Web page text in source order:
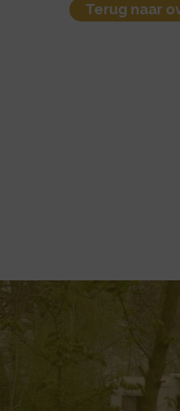
Terug naar